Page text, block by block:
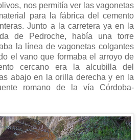
nos permitía ver las vagonetas
para la fábrica del cemento
Junto a la carretera ya en la
de Pedroche, había una torre
la línea de vagonetas colgantes
el vano que formaba el arroyo de
cercano era la alcubilla del
abajo en la orilla derecha y en la
romano de la vía Córdoba-